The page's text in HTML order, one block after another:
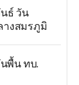
ธ์ วัน
างสมรภูมิ
พื้น ทบ.